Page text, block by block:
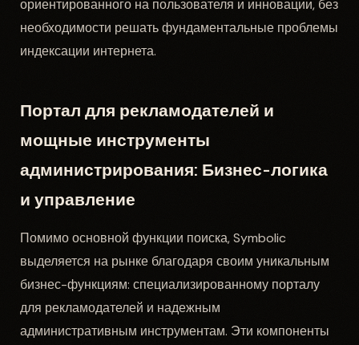
ориентированного на пользователя и инновации, без
необходимости решать фундаментальные проблемы
индексации интернета.
Портал для рекламодателей и
мощные инструменты
администрирования: Бизнес-логика
и управление
Помимо основной функции поиска, Symbolic
выделяется на рынке благодаря своим уникальным
бизнес-функциям: специализированному порталу
для рекламодателей и надежным
административным инструментам. Эти компоненты